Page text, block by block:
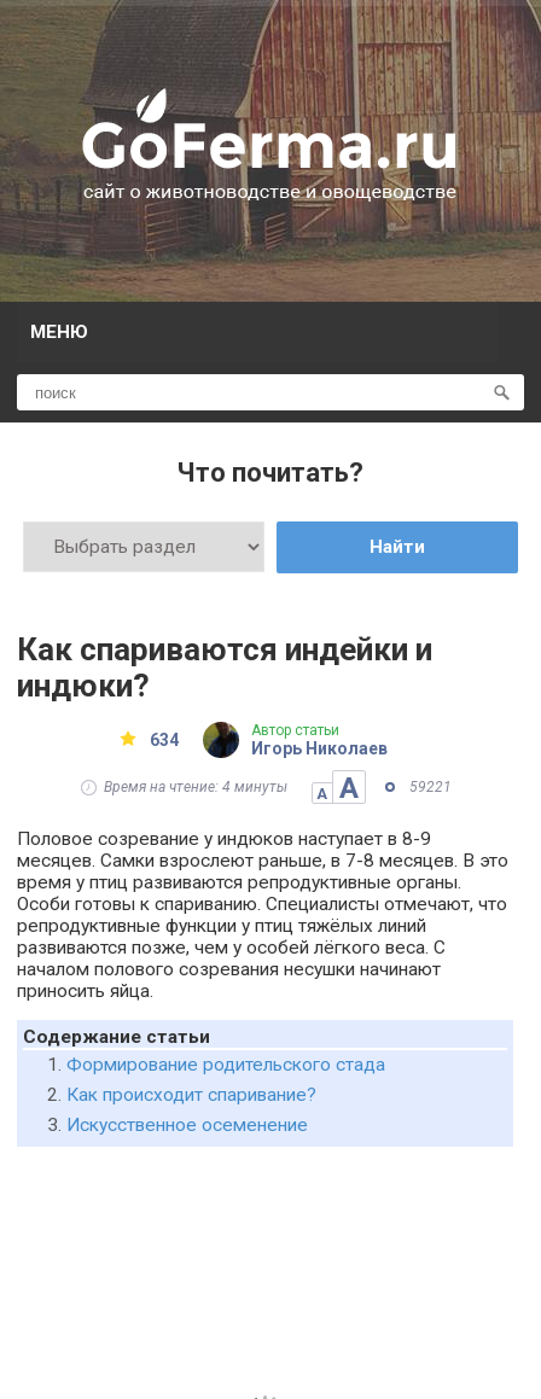
МЕНЮ
Что почитать?
Найти
Как спариваются индейки и
индюки?
634 Автор статьи
Игорь Николаев
Время на чтение: 4 минуты А А 59221
Половое созревание у индюков наступает в 8-9
месяцев. Самки взрослеют раньше, в 7-8 месяцев. В это
время у птиц развиваются репродуктивные органы.
Особи готовы к спариванию. Специалисты отмечают, что
репродуктивные функции у птиц тяжёлых линий
развиваются позже, чем у особей лёгкого веса. С
началом полового созревания несушки начинают
приносить яйца.
Содержание статьи
Формирование родительского стада
Как происходит спаривание?
Искусственное осеменение